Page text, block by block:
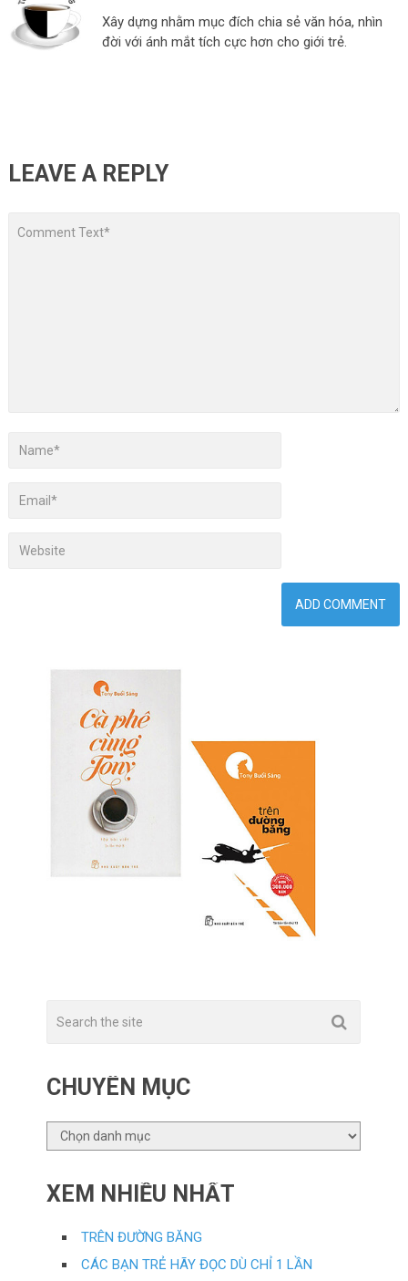
Xây dựng nhằm mục đích chia sẻ văn hóa, nhìn
đời với ánh mắt tích cực hơn cho giới trẻ.
LEAVE A REPLY
CHUYÊN MỤC
CHUYÊN
MỤC
XEM NHIỀU NHẤT
TRÊN ĐƯỜNG BĂNG
CÁC BẠN TRẺ HÃY ĐỌC DÙ CHỈ 1 LẦN